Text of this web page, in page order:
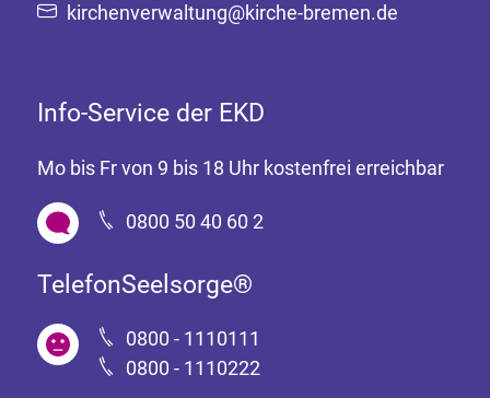
kirchenverwaltung@kirche-bremen.de
Info-Service der EKD
Mo bis Fr von 9 bis 18 Uhr kostenfrei erreichbar
0800 50 40 60 2
TelefonSeelsorge®
0800 - 1110111
0800 - 1110222